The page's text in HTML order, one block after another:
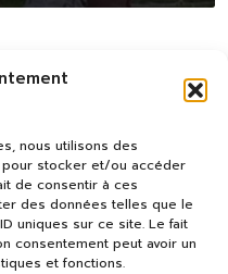
nous utilisons des
stocker et/ou accéder
de consentir à ces
des données telles que le
uniques sur ce site. Le fait
consentement peut avoir un
et fonctions.